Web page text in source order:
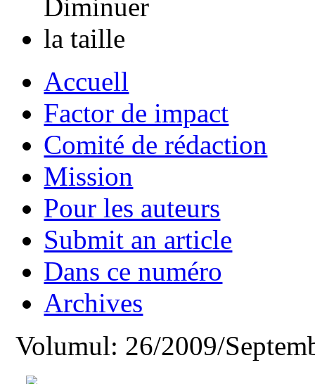
Accuell
Factor de impact
Comité de rédaction
Mission
Pour les auteurs
Submit an article
Dans ce numéro
Archives
Volumul: 26/2009/